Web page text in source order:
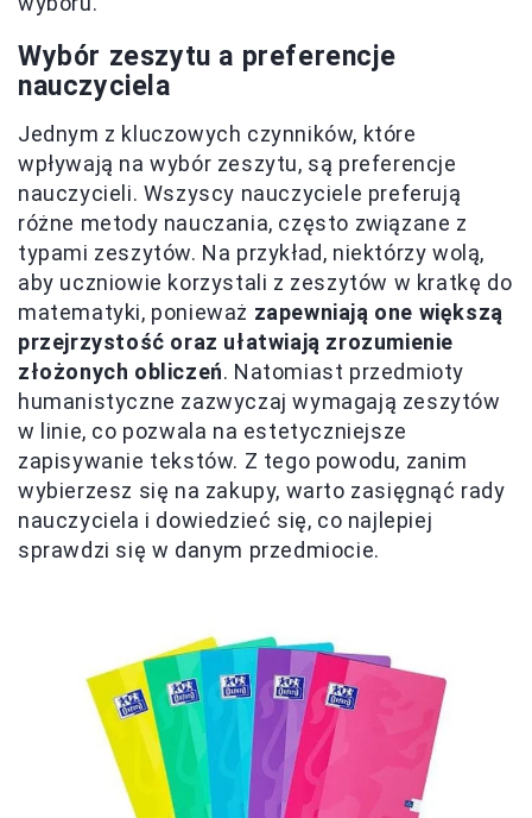
Wybór zeszytu a preferencje
nauczyciela
Jednym z kluczowych czynników, które
wpływają na wybór zeszytu, są preferencje
nauczycieli. Wszyscy nauczyciele preferują
różne metody nauczania, często związane z
typami zeszytów. Na przykład, niektórzy wolą,
aby uczniowie korzystali z zeszytów w kratkę do
matematyki, ponieważ zapewniają one większą
przejrzystość oraz ułatwiają zrozumienie
złożonych obliczeń. Natomiast przedmioty
humanistyczne zazwyczaj wymagają zeszytów
w linie, co pozwala na estetyczniejsze
zapisywanie tekstów. Z tego powodu, zanim
wybierzesz się na zakupy, warto zasięgnąć rady
nauczyciela i dowiedzieć się, co najlepiej
sprawdzi się w danym przedmiocie.